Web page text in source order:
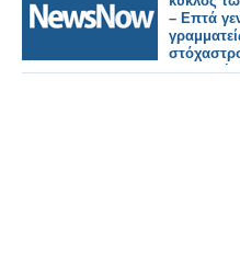
– Επτά
ανακριτή